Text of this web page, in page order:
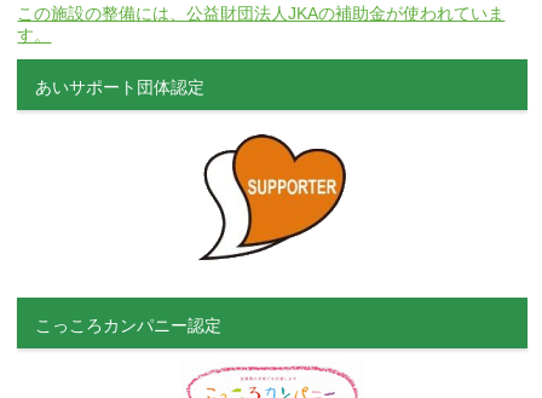
この施設の整備には、公益財団法人JKAの補助金が使われていま
す。
あいサポート団体認定
こっころカンパニー認定